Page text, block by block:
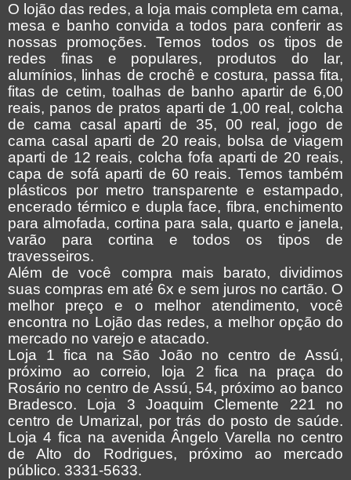
O lojão das redes, a loja mais completa em cama,
mesa e banho convida a todos para conferir as
nossas promoções. Temos todos os tipos de
redes finas e populares, produtos do lar,
alumínios, linhas de crochê e costura, passa fita,
fitas de cetim, toalhas de banho apartir de 6,00
reais, panos de pratos aparti de 1,00 real, colcha
de cama casal aparti de 35, 00 real, jogo de
cama casal aparti de 20 reais, bolsa de viagem
aparti de 12 reais, colcha fofa aparti de 20 reais,
capa de sofá aparti de 60 reais. Temos também
plásticos por metro transparente e estampado,
encerado térmico e dupla face, fibra, enchimento
para almofada, cortina para sala, quarto e janela,
varão para cortina e todos os tipos de
travesseiros.
Além de você compra mais barato, dividimos
suas compras em até 6x e sem juros no cartão. O
melhor preço e o melhor atendimento, você
encontra no Lojão das redes, a melhor opção do
mercado no varejo e atacado.
Loja 1 fica na São João no centro de Assú,
próximo ao correio, loja 2 fica na praça do
Rosário no centro de Assú, 54, próximo ao banco
Bradesco. Loja 3 Joaquim Clemente 221 no
centro de Umarizal, por trás do posto de saúde.
Loja 4 fica na avenida Ângelo Varella no centro
de Alto do Rodrigues, próximo ao mercado
público. 3331-5633.